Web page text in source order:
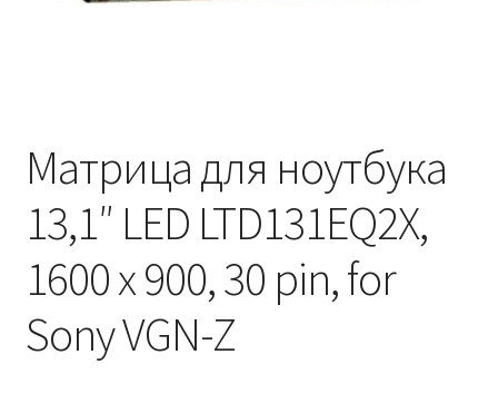
Матрица для ноутбука
13,1″ LED LTD131EQ2X,
1600 x 900, 30 pin, for
Sony VGN-Z